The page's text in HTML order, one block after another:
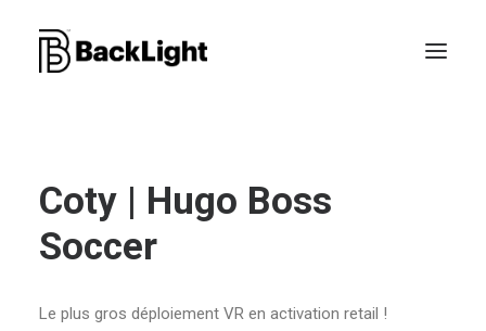
PROJETS XR
LE STUDIO
Coty | Hugo Boss
Soccer
Le plus gros déploiement VR en activation retail !